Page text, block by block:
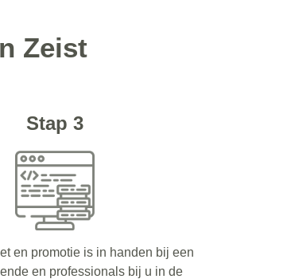
Zeist
Stap 3
en promotie is in handen bij een
en professionals bij u in de